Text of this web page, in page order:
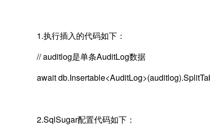
1.执行插入的代码如下：
// auditlog是单条AuditLog数据
await
2.SqlSugar配置代码如下：